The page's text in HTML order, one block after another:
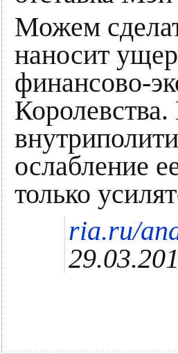
Можем
наносит
финансово-
ослабление
только
ria.ru/